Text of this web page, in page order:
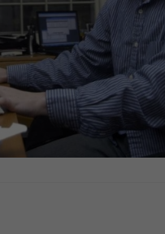
и упущенной возможности...